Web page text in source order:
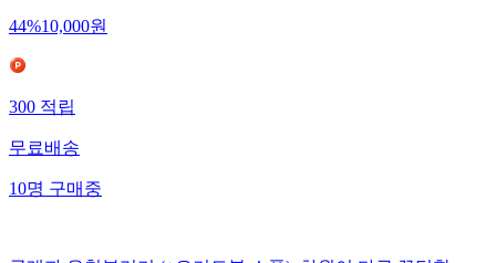
44%10,000원
300적립
무료배송
10명구매중